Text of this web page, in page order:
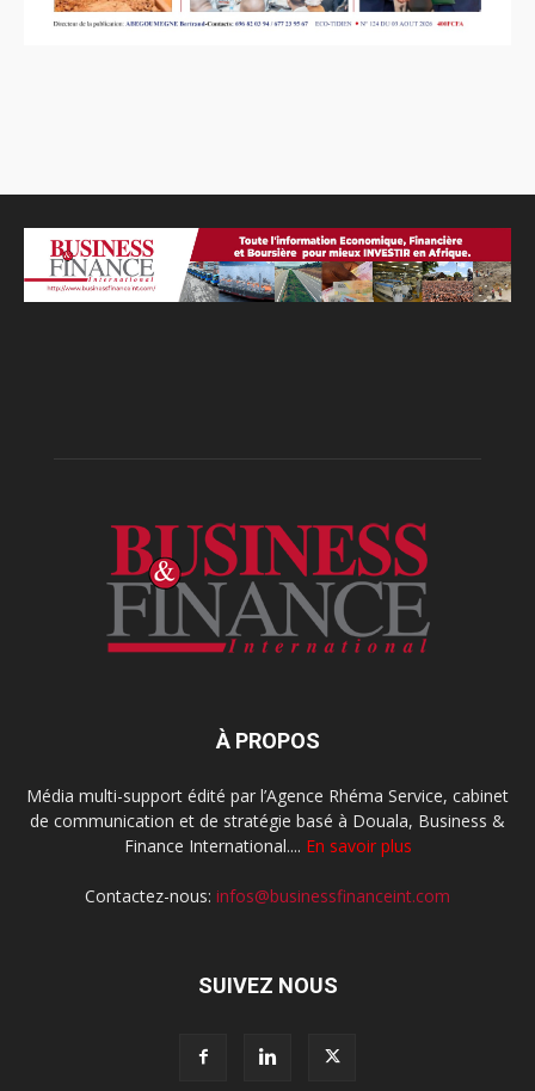
À PROPOS
Média multi-support édité par l’Agence Rhéma Service, cabinet
de communication et de stratégie basé à Douala, Business &
Finance International.... En savoir plus
Contactez-nous: infos@businessfinanceint.com
SUIVEZ NOUS